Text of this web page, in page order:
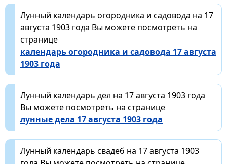
Лунный календарь огородника и садовода на 17
августа 1903 года Вы можете посмотреть на
странице
календарь огородника и садовода 17 августа
1903 года
Лунный календарь дел на 17 августа 1903 года
Вы можете посмотреть на странице
лунные дела 17 августа 1903 года
Лунный календарь свадеб на 17 августа 1903